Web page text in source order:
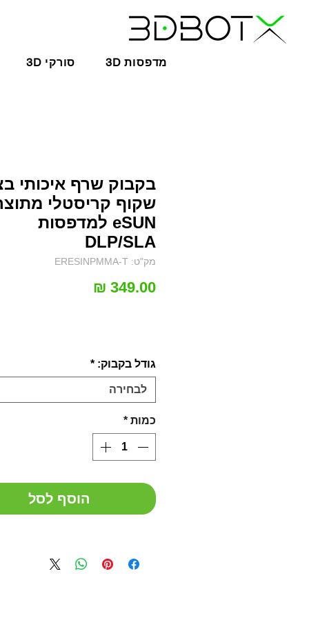
3D סורקי 3D מדפסות
בקבוק שרף איכותי
שקוף קריסטלי
eSUN למדפסות
DLP/SLA
מק"ט: ERESINPMMA-T
גודל בקבוק: *
לבחירה
כמות *
הוסף לסל